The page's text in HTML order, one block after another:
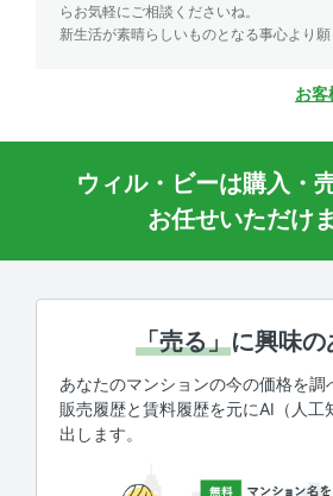
らお気軽にご相談くださいね。
新生活が素晴らしいものとなる事心より願
お客
ウィル・ビーは購入・
お任せいただけ
「売る」に興味
あなたのマンションの今の価格を調
販売履歴と賃料履歴を元にAI（人工
出します。